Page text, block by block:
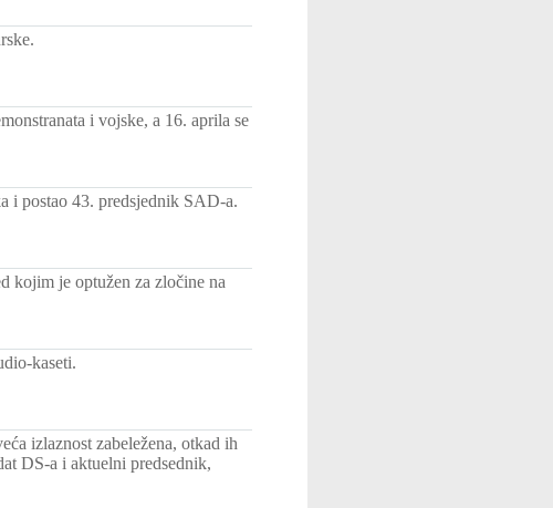
i vojske, a 16. aprila se
i postao 43. predsjednik SAD-a.
kojim je optužen za zločine na
kaseti.
izlaznost zabeležena, otkad ih
DS-a i aktuelni predsednik,